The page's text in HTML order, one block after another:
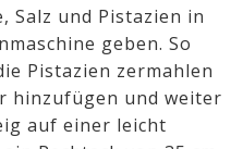
Salz und Pistazien in
geben. So
Pistazien zermahlen
hinzufügen und weiter
auf einer leicht